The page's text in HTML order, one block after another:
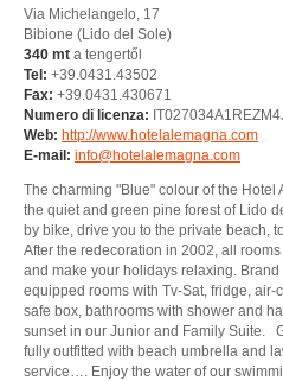
Via Michelangelo, 17
Bibione (Lido del Sole)
340 mt a tengertől
Tel: +39.0431.43502
Fax: +39.0431.430671
Numero di licenza:
Web: http://www.hotelalemagna.com
E-mail: info@hotelalemagna.com
The charming "Blue" colour of the
the quiet and green pine forest of Lido
by bike, drive you to the private beach,
After the redecoration in 2002, all
and make your holidays relaxing.
equipped rooms with Tv-Sat, fridge,
safe box, bathrooms with shower and
sunset in our Junior and Family Suite.
fully outfitted with beach umbrella and
service…. Enjoy the water of our